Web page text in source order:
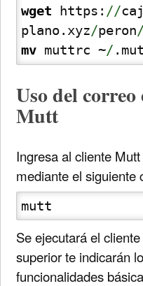
wget https: //
plano.xyz/peron/
mv muttrc ~/
Uso del
Mutt
Ingresa al cliente
mediante el siguiente
mutt
Se ejecutará el
superior te indicarán
funcionalidades